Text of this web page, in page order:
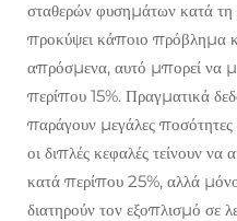
σταθερών φυσημάτων κατά τη
προκύψει κάποιο πρόβλημα
απρόσμενα, αυτό μπορεί να
περίπου 15%. Πραγματικά
παράγουν μεγάλες
οι διπλές κεφαλές τείνουν
κατά περίπου 25%, αλλά
διατηρούν τον εξοπλισμό σε